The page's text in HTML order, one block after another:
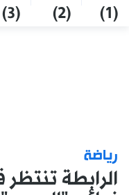
(1)
(2)
(3)
رياضة
الرابطة